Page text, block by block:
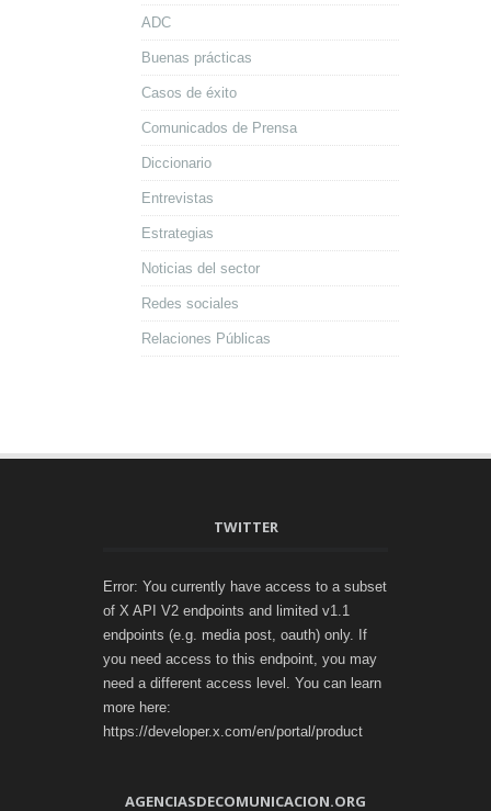
ADC
Buenas prácticas
Casos de éxito
Comunicados de Prensa
Diccionario
Entrevistas
Estrategias
Noticias del sector
Redes sociales
Relaciones Públicas
TWITTER
Error: You currently have access to a subset
of X API V2 endpoints and limited v1.1
endpoints (e.g. media post, oauth) only. If
you need access to this endpoint, you may
need a different access level. You can learn
more here:
https://developer.x.com/en/portal/product
AGENCIASDECOMUNICACION.ORG